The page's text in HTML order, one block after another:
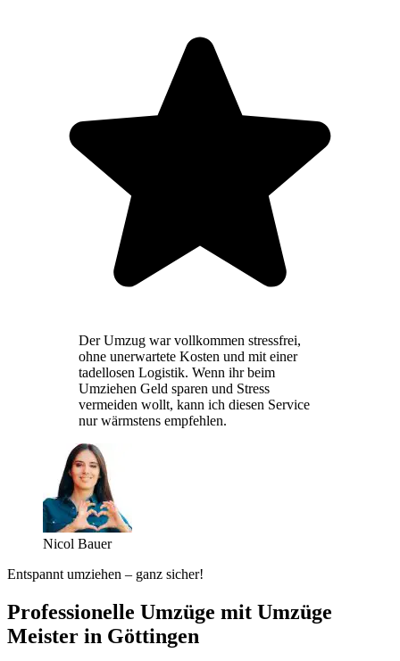
Der Umzug war vollkommen stressfrei,
ohne unerwartete Kosten und mit einer
tadellosen Logistik. Wenn ihr beim
Umziehen Geld sparen und Stress
vermeiden wollt, kann ich diesen Service
nur wärmstens empfehlen.
Nicol Bauer
Entspannt umziehen – ganz sicher!
Professionelle Umzüge mit Umzüge
Meister in Göttingen